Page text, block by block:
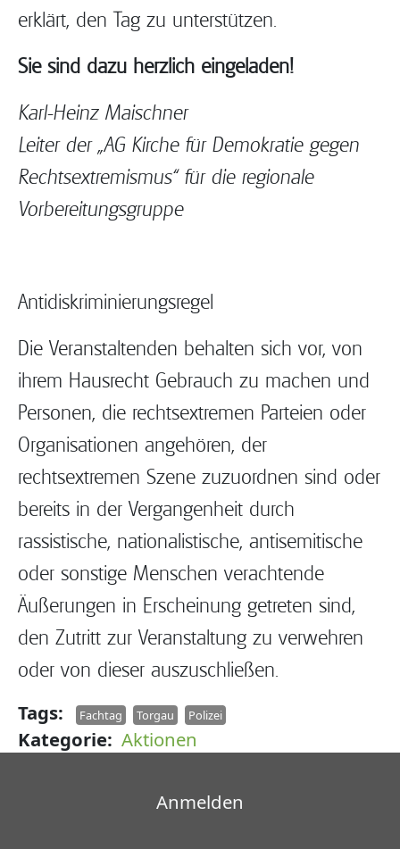
erklärt, den Tag zu unterstützen.
Sie sind dazu herzlich eingeladen!
Karl-Heinz Maischner
Leiter der „AG Kirche für Demokratie gegen
Rechtsextremismus“ für die regionale
Vorbereitungsgruppe
Antidiskriminierungsregel
Die Veranstaltenden behalten sich vor, von
ihrem Hausrecht Gebrauch zu machen und
Personen, die rechtsextremen Parteien oder
Organisationen angehören, der
rechtsextremen Szene zuzuordnen sind oder
bereits in der Vergangenheit durch
rassistische, nationalistische, antisemitische
oder sonstige Menschen verachtende
Äußerungen in Erscheinung getreten sind,
den Zutritt zur Veranstaltung zu verwehren
oder von dieser auszuschließen.
Tags
Fachtag Torgau Polizei
Kategorie Aktionen
Benutzermenü
Anmelden